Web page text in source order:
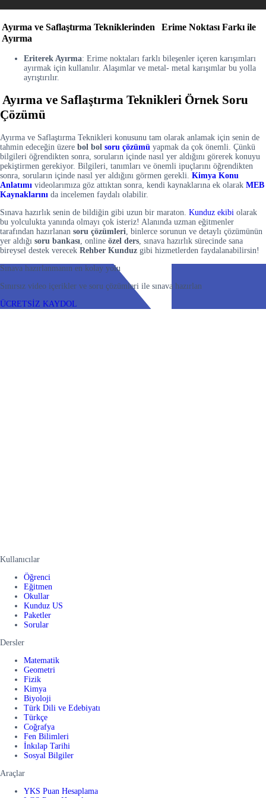
Ayırma ve Saflaştırma Tekniklerinden Erime Noktası Farkı ile
Ayırma
Eriterek Ayırma: Erime noktaları farklı bileşenler içeren karışımları
ayırmak için kullanılır. Alaşımlar ve metal- metal karışımlar bu yolla
ayrıştırılır.
Ayırma ve Saflaştırma Teknikleri Örnek Soru
Çözümü
Ayırma ve Saflaştırma Teknikleri konusunu tam olarak anlamak için senin de
tahmin edeceğin üzere bol bol soru çözümü yapmak da çok önemli. Çünkü
bilgileri öğrendikten sonra, soruların içinde nasıl yer aldığını görerek konuyu
pekiştirmen gerekiyor. Bilgileri, tanımları ve önemli ipuçlarını öğrendikten
sonra, soruların içinde nasıl yer aldığını görmen gerekli. Kimya Konu
Anlatımı videolarımıza göz attıktan sonra, kendi kaynaklarına ek olarak MEB
Kaynaklarını da incelemen faydalı olabilir.
Sınava hazırlık senin de bildiğin gibi uzun bir maraton. Kunduz ekibi olarak
bu yolculukta yanında olmayı çok isteriz! Alanında uzman eğitmenler
tarafından hazırlanan soru çözümleri , binlerce sorunun ve detaylı çözümünün
yer aldığı soru bankası , online özel ders , sınava hazırlık sürecinde sana
bireysel destek verecek Rehber Kunduz gibi hizmetlerden faydalanabilirsin!
Sınava hazırlanmanın en kolay yolu
Sınırsız video içerikler ve soru çözümleri ile sınava hazırlan
ÜCRETSİZ KAYDOL
Kullanıcılar
Öğrenci
Eğitmen
Okullar
Kunduz US
Paketler
Sorular
Dersler
Matematik
Geometri
Fizik
Kimya
Biyoloji
Türk Dili ve Edebiyatı
Türkçe
Coğrafya
Fen Bilimleri
İnkılap Tarihi
Sosyal Bilgiler
Araçlar
YKS Puan Hesaplama